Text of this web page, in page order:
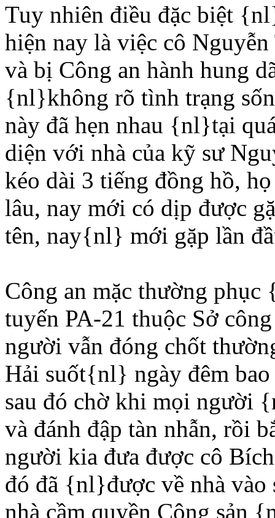
Tuy nhiên điều đặc biệt
hiện nay là việc cô
và bị Công an hành hung
{nl}không rõ tình trạng
này đã hẹn nhau {nl}tại
diện với nhà của kỹ sư
kéo dài 3 tiếng đồng hồ,
lâu, nay mới có dịp được
tên, nay{nl} mới gặp lần
Công an mặc thường
tuyến PA-21 thuộc Sở
người vẫn đóng chốt
Hải suốt{nl} ngày đêm bao
sau đó chờ khi mọi người
và đánh đập tàn nhẫn, rồi
người kia đưa được cô
đó đã {nl}được về nhà vào
nhà cầm quyền Cộng sản